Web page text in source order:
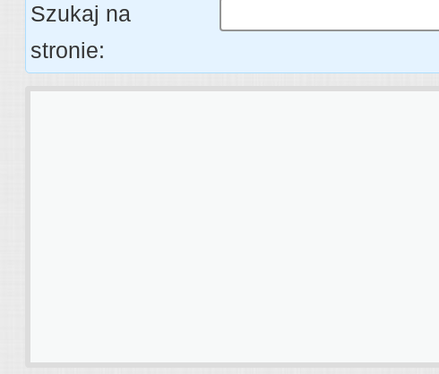
Szukaj na
stronie: